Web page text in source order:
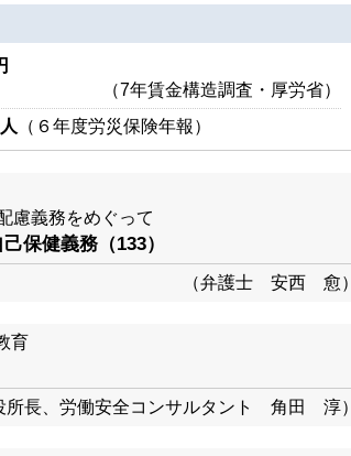
（7年賃金構造調査・厚労省）
（６年度労災保険年報）
慮義務をめぐって
保健義務（133）
（弁護士 安西 愈）
育
所長、労働安全コンサルタント 角田 淳）